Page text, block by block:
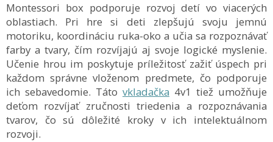
Montessori box podporuje rozvoj detí vo viacerých
oblastiach. Pri hre si deti zlepšujú svoju jemnú
motoriku, koordináciu ruka-oko a učia sa rozpoznávať
farby a tvary, čím rozvíjajú aj svoje logické myslenie.
Učenie hrou im poskytuje príležitosť zažiť úspech pri
každom správne vloženom predmete, čo podporuje
ich sebavedomie. Táto vkladačka 4v1 tiež umožňuje
deťom rozvíjať zručnosti triedenia a rozpoznávania
tvarov, čo sú dôležité kroky v ich intelektuálnom
rozvoji.